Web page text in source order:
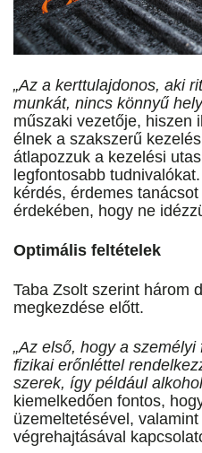
„Az a kerttulajdonos, aki
munkát, nincs könnyű
műszaki vezetője, hiszen
élnek a szakszerű
átlapozzuk a kezelési
legfontosabb
kérdés, érdemes
érdekében, hogy ne
Optimális feltételek
Taba Zsolt szerint három
megkezdése előtt.
„Az első, hogy a
fizikai erőnléttel
szerek, így például
kiemelkedően fontos,
üzemeltetésével,
végrehajtásával